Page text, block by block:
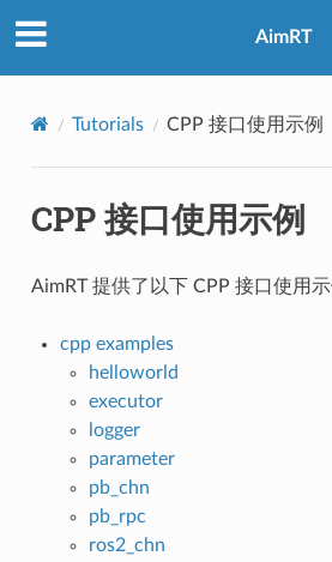
AimRT
Tutorials CPP 接口使用示例
CPP 接口使用示例
AimRT 提供了以下 CPP 接口使用示
cpp examples
helloworld
executor
logger
parameter
pb_chn
pb_rpc
ros2_chn